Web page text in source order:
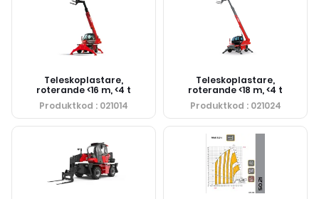
Teleskoplastare,
roterande <16 m, <4 t
Produktkod : 021014
Teleskoplastare,
roterande <18 m, <4 t
Produktkod : 021024